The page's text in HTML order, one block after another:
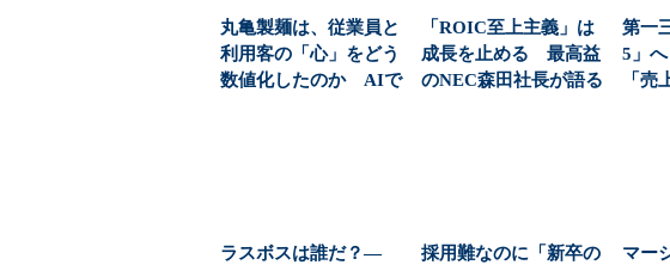
丸亀製麺は、従業員と
利用客の「心」をどう
数値化したのか AIで
「ROIC至上主義」は
成長を止める 最高益
のNEC森田社長が語る
第一
5」
「売
ラスボスは誰だ？―
採用難なのに「新卒の
マー